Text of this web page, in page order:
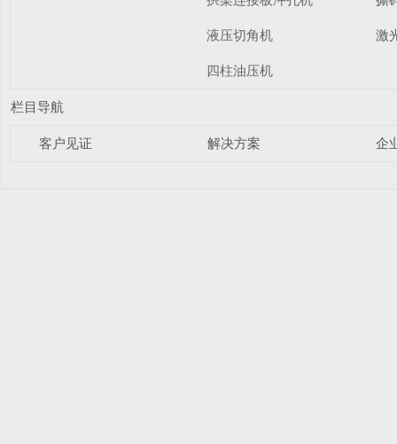
液压切角机
四柱油压机
激
栏目导航
客户见证 解决方案 企